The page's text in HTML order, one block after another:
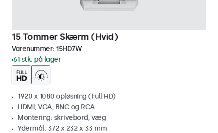
15 Tommer Skærm (Hvid)
Varenummer: 15HD7W
61 stk. på lager
1920 x 1080 opløsning (Full HD)
HDMI, VGA, BNC og RCA
Montering: skrivebord, væg
Ydermål: 372 x 232 x 33 mm